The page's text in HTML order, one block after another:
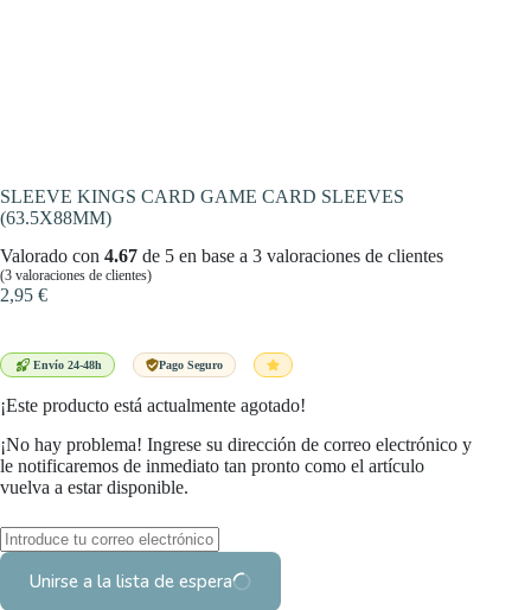
SLEEVE KINGS CARD GAME CARD SLEEVES
(63.5X88MM)
Valorado con 4.67 de 5 en base a 3 valoraciones de clientes
(3 valoraciones de clientes)
2,95 €
Envío 24-48h Pago Seguro
¡Este producto está actualmente agotado!
¡No hay problema! Ingrese su dirección de correo electrónico y
le notificaremos de inmediato tan pronto como el artículo
vuelva a estar disponible.
Unirse a la lista de espera